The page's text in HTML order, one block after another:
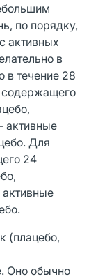
по порядку,
активных
в
в течение 28
активные
Для
24
(плацебо,
Оно обычно